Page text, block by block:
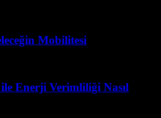
Mobilitesi
Enerji Verimliliği Nasıl